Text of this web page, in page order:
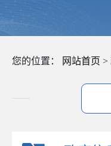
您的位置： 网站首页 >